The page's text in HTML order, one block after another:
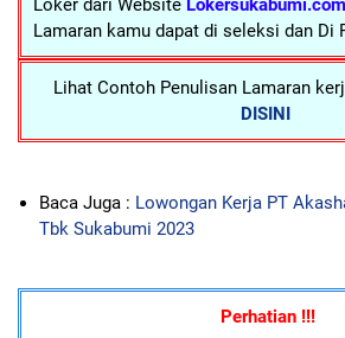
Loker dari Website Lokersukabumi.com
Lamaran kamu dapat di seleksi dan Di
Lihat Contoh Penulisan Lamaran
DISINI
Baca Juga : Lowongan Kerja PT
Tbk Sukabumi 2023
Perhatian !!!